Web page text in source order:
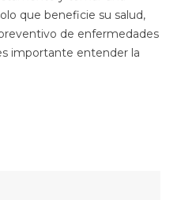
que beneficie su salud,
de enfermedades
importante entender la